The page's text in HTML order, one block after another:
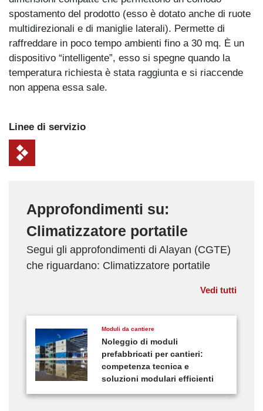
spostamento del prodotto (esso è dotato anche di ruote
multidirezionali e di maniglie laterali). Permette di
raffreddare in poco tempo ambienti fino a 30 mq. È un
dispositivo “intelligente”, esso si spegne quando la
temperatura richiesta è stata raggiunta e si riaccende
non appena essa sale.
Linee di servizio
Approfondimenti su:
Climatizzatore portatile
Vedi tutti
Segui gli approfondimenti di Alayan (CGTE)
che riguardano: Climatizzatore portatile
Moduli da cantiere
Noleggio di moduli
prefabbricati per cantieri:
competenza tecnica e
soluzioni modulari efficienti